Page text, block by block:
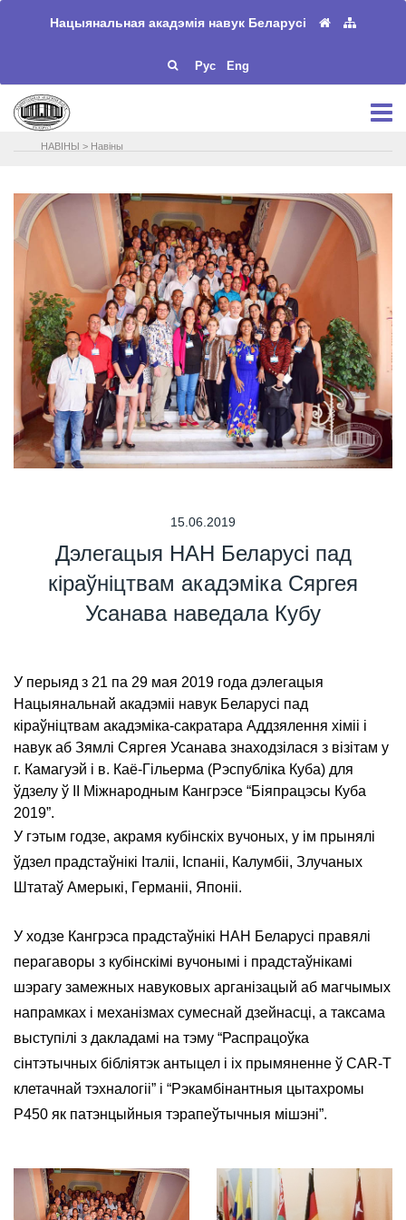
Нацыянальная акадэмія навук Беларусі
Рус Eng
НАВIНЫ > Навіны
15.06.2019
Дэлегацыя НАН Беларусі пад
кіраўніцтвам акадэміка Сяргея
Усанава наведала Кубу
У перыяд з 21 па 29 мая 2019 года дэлегацыя
Нацыянальнай акадэміі навук Беларусі пад
кіраўніцтвам акадэміка-сакратара Аддзялення хіміі і
навук аб Зямлі Сяргея Усанава знаходзілася з візітам у
г. Камагуэй і в. Каё-Гільерма (Рэспубліка Куба) для
ўдзелу ў II Міжнародным Кангрэсе “Біяпрацэсы Куба
2019”.
У гэтым годзе, акрамя кубінскіх вучоных, у ім прынялі
ўдзел прадстаўнікі Італіі, Іспаніі, Калумбіі, Злучаных
Штатаў Амерыкі, Германіі, Японіі.
У ходзе Кангрэса прадстаўнікі НАН Беларусі правялі
перагаворы з кубінскімі вучонымі і прадстаўнікамі
шэрагу замежных навуковых арганізацый аб магчымых
напрамках і механізмах сумеснай дзейнасці, а таксама
выступілі з дакладамі на тэму “Распрацоўка
сінтэтычных бібліятэк антыцел і іх прымяненне ў CAR-T
клетачнай тэхналогіі” і “Рэкамбінантныя цытахромы
P450 як патэнцыйныя тэрапеўтычныя мішэні”.